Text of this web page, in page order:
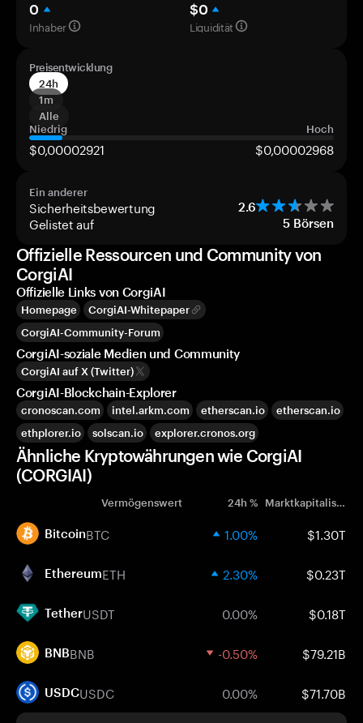
0
Inhaber
$0
Liquidität
Preisentwicklung
24h
1m
Alle
Niedrig
Hoch
$0,00002921 $0,00002968
Ein anderer
Sicherheitsbewertung 2.6
Gelistet auf 5 Börsen
Offizielle Ressourcen und Community von
CorgiAI
Offizielle Links von CorgiAI
Homepage
CorgiAI-Whitepaper
CorgiAI-Community-Forum
CorgiAI-soziale Medien und Community
CorgiAI auf X (Twitter)
CorgiAI-Blockchain-Explorer
cronoscan.com intel.arkm.com etherscan.io
etherscan.io
ethplorer.io
solscan.io explorer.cronos.org
Ähnliche Kryptowährungen wie CorgiAI
(CORGIAI)
Vermögenswert 24h % Marktkapitalisierung
BitcoinBTC 1.00% $1.30T
EthereumETH 2.30% $0.23T
TetherUSDT 0.00% $0.18T
BNBBNB -0.50% $79.21B
USDCUSDC 0.00% $71.70B